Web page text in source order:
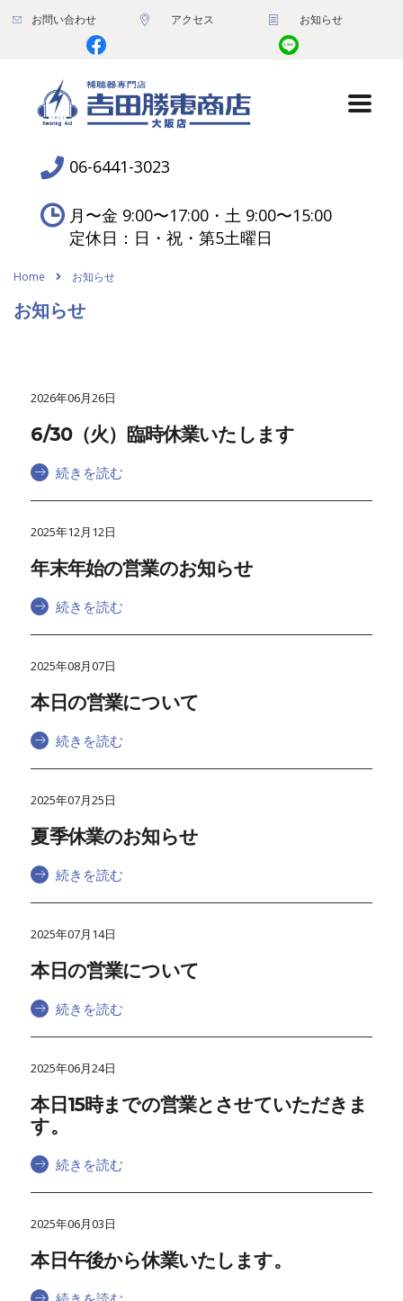
お問い合わせ アクセス お知らせ
06-6441-3023
月〜金 9:00〜17:00・土 9:00〜15:00
定休日：日・祝・第5土曜日
Home お知らせ
お知らせ
2026年06月26日
6/30（火）臨時休業いたします
続きを読む
2025年12月12日
年末年始の営業のお知らせ
続きを読む
2025年08月07日
本日の営業について
続きを読む
2025年07月25日
夏季休業のお知らせ
続きを読む
2025年07月14日
本日の営業について
続きを読む
2025年06月24日
本日15時までの営業とさせていただきま
す。
続きを読む
2025年06月03日
本日午後から休業いたします。